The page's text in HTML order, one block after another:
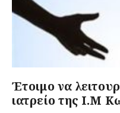
Έτοιμο να
ιατρείο της Ι.Μ